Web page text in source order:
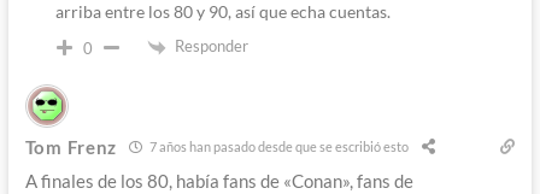
arriba entre los 80 y 90, así que echa cuentas.
0 Responder
Tom Frenz 7 años han pasado desde que se escribió esto
A finales de los 80, había fans de «Conan», fans de